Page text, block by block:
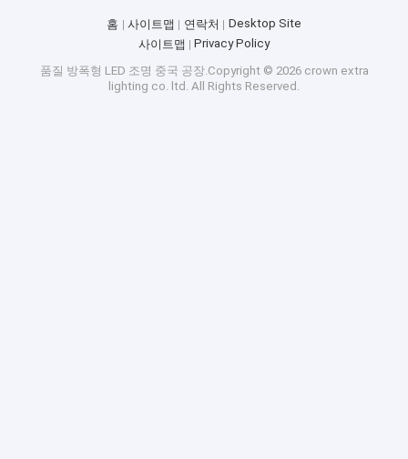
홈 사이트맵 연락처
Desktop Site
사이트맵
Privacy Policy
품질 방폭형 LED 조명 중국 공장.Copyright © 2026 crown extra
lighting co. ltd. All Rights Reserved.